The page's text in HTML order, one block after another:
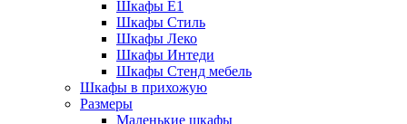
Шкафы E1
Шкафы Стиль
Шкафы Леко
Шкафы Интеди
Шкафы Стенд мебель
Шкафы в прихожую
Размеры
Маленькие шкафы